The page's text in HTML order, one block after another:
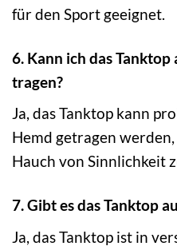
für den Sport geeignet.
6. Kann ich das
tragen?
Ja, das Tanktop kann
Hemd getragen
Hauch von Sinnlichkeit
7. Gibt es das Tanktop
Ja, das Tanktop ist in